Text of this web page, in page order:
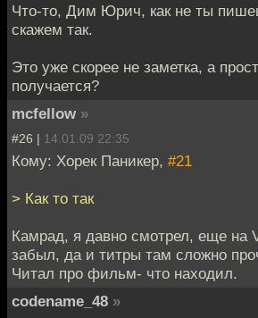
Что-то, Дим Юрич, как не ты
скажем так.
Это уже скорее не заметка, а
получается?
mcfellow »
#26 | 14.01.09 22:35
Кому: Хорек Паникер, #21
> Как то так
Камрад, я давно смотрел, еще на
забыл, да и титры там сложно
Читал про фильм- что находил.
codename_48 »